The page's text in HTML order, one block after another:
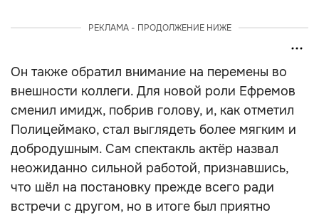
РЕКЛАМА - ПРОДОЛЖЕНИЕ НИЖЕ
Он также обратил внимание на перемены во
внешности коллеги. Для новой роли Ефремов
сменил имидж, побрив голову, и, как отметил
Полицеймако, стал выглядеть более мягким и
добродушным. Сам спектакль актёр назвал
неожиданно сильной работой, признавшись,
что шёл на постановку прежде всего ради
встречи с другом, но в итоге был приятно